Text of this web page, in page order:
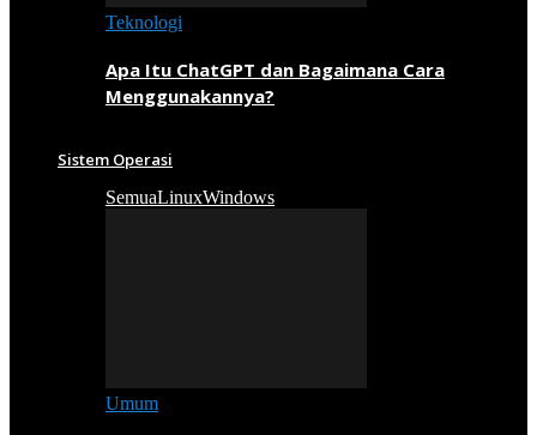
Teknologi
Apa Itu ChatGPT dan Bagaimana Cara
Menggunakannya?
Sistem Operasi
SemuaLinuxWindows
Umum